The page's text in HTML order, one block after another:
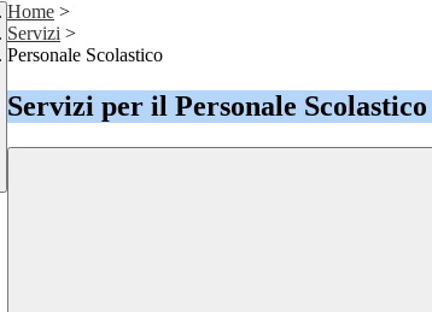
Home >
Servizi >
Personale Scolastico
Servizi per il Personale Scolastico